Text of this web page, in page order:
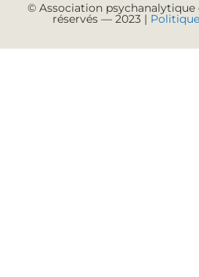
© Association psychanalytique
réservés — 2023 |